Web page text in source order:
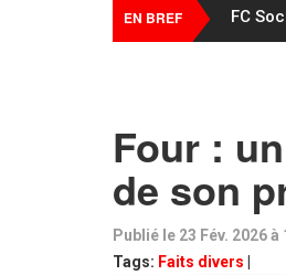
EN BREF FC
Four :
de son
Publié le 23 Fév. 2026 à
Tags: Faits divers